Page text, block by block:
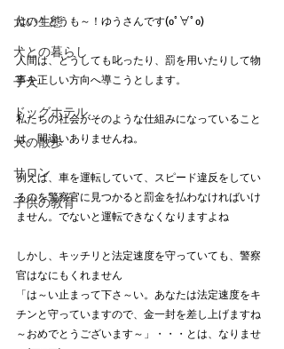
犬の生態
犬との暮らし
子犬
ドッグホテル
犬の散歩
サロン
子供の教育
はい！どうも～！ゆうさんです(oﾟ∀ﾟo)
人間は、どうしても叱ったり、罰を用いたりして物
事を正しい方向へ導こうとします。
私たちの社会がそのような仕組みになっていること
は、間違いありませんね。
例えば、車を運転していて、スピード違反をしてい
るのを警察官に見つかると罰金を払わなければいけ
ません。でないと運転できなくなりますよね
しかし、キッチリと法定速度を守っていても、警察
官はなにもくれません
「は～い止まって下さ～い。あなたは法定速度をキ
チンと守っていますので、金一封を差し上げますね
～おめでとうございます～」・・・とは、なりませ